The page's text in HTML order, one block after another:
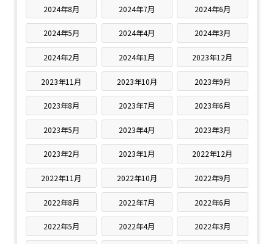
2024年8月 2024年7月 2024年6月
2024年5月 2024年4月 2024年3月
2024年2月 2024年1月 2023年12月
2023年11月 2023年10月 2023年9月
2023年8月 2023年7月 2023年6月
2023年5月 2023年4月 2023年3月
2023年2月 2023年1月 2022年12月
2022年11月 2022年10月 2022年9月
2022年8月 2022年7月 2022年6月
2022年5月 2022年4月 2022年3月